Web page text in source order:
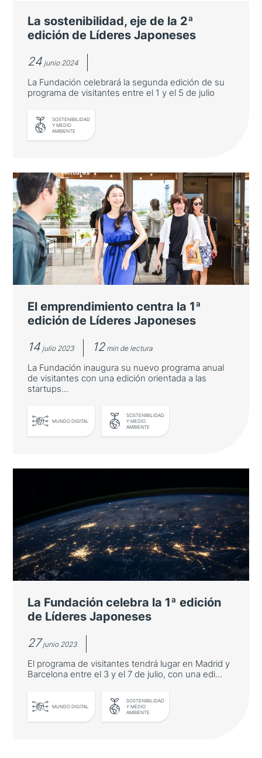
La sostenibilidad, eje de la 2ª
edición de Líderes Japoneses
24 junio 2024
La Fundación celebrará la segunda edición de su
programa de visitantes entre el 1 y el 5 de julio
SOSTENIBILIDAD
Y MEDIO
AMBIENTE
La sostenibilidad, eje de la 2ª
edición de Líderes Japoneses
La Fundación celebrará la segunda edición de
su programa de visitantes entre el 1 y el 5 de
julio
El emprendimiento centra la 1ª
edición de Líderes Japoneses
14 julio 2023 12min de lectura
La Fundación inaugura su nuevo programa anual
de visitantes con una edición orientada a las
startups...
MUNDO DIGITAL
SOSTENIBILIDAD
Y MEDIO
AMBIENTE
El emprendimiento centra la 1ª
edición de Líderes Japoneses
La Fundación inaugura su nuevo programa
anual de visitantes con una edición orientada
a las startups y la innovación.
LEER MÁS
La Fundación celebra la 1ª edición
de Líderes Japoneses
27 junio 2023
El programa de visitantes tendrá lugar en Madrid y
Barcelona entre el 3 y el 7 de julio, con una edi...
MUNDO DIGITAL
SOSTENIBILIDAD
Y MEDIO
AMBIENTE